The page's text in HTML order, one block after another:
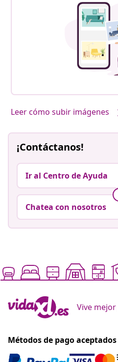
Leer cómo subir imágenes
¡Contáctanos!
Ir al Centro de Ayuda
Chatea con nosotros
Vive
Métodos de pago aceptados